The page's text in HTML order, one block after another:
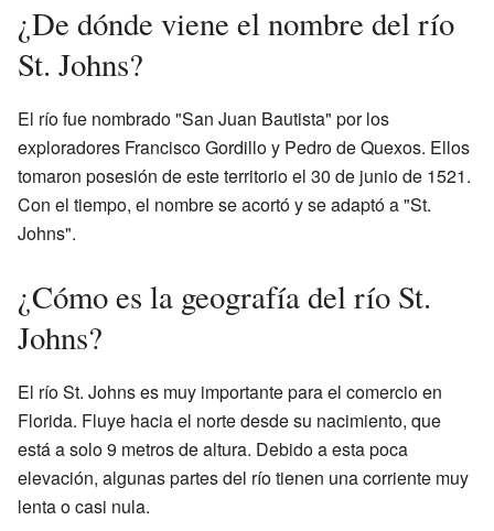
¿De dónde viene el nombre del río
St. Johns?
El río fue nombrado "San Juan Bautista" por los
exploradores Francisco Gordillo y Pedro de Quexos. Ellos
tomaron posesión de este territorio el 30 de junio de 1521.
Con el tiempo, el nombre se acortó y se adaptó a "St.
Johns".
¿Cómo es la geografía del río St.
Johns?
El río St. Johns es muy importante para el comercio en
Florida. Fluye hacia el norte desde su nacimiento, que
está a solo 9 metros de altura. Debido a esta poca
elevación, algunas partes del río tienen una corriente muy
lenta o casi nula.